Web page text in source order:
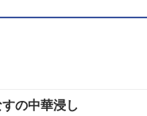
の中華浸し